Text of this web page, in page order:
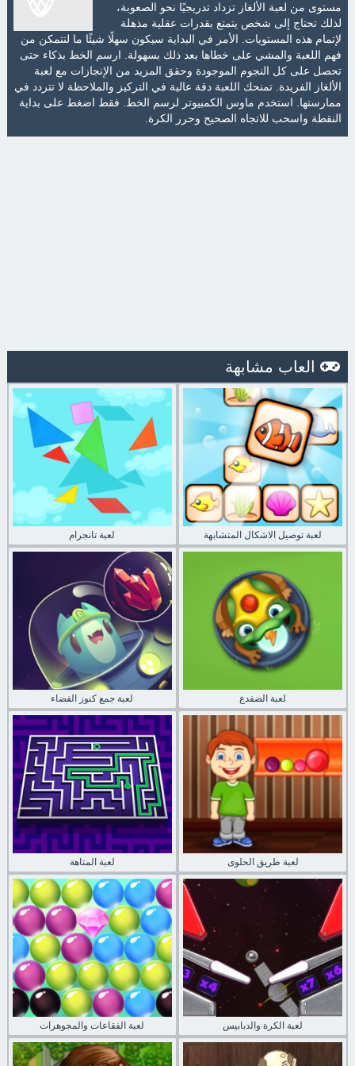
مستوى من لعبة الألغاز تزداد تدريجيًا نحو الصعوبة،
لذلك تحتاج إلى شخص يتمتع بقدرات عقلية مذهلة
لإتمام هذه المستويات. الأمر في البداية سيكون سهلًا شيئًا ما لتتمكن من
فهم اللعبة والمشي على خطاها بعد ذلك بسهولة. ارسم الخط بذكاء حتى
تحصل على كل النجوم الموجودة وحقق المزيد من الإنجازات مع لعبة
الألغاز الفريدة. تمنحك اللعبة دقة عالية في التركيز والملاحظة لا تتردد في
ممارستها. استخدم ماوس الكمبيوتر لرسم الخط. فقط اضغط على بداية
النقطة واسحب للاتجاه الصحيح وحرر الكرة.
العاب مشابهة
لعبة تانجرام لعبة توصيل الاشكال المتشابهة
لعبة جمع كنوز الفضاء لعبة الضفدع
لعبة المتاهة لعبة طريق الحلوى
لعبة الفقاعات والمجوهرات لعبة الكرة والدبابيس